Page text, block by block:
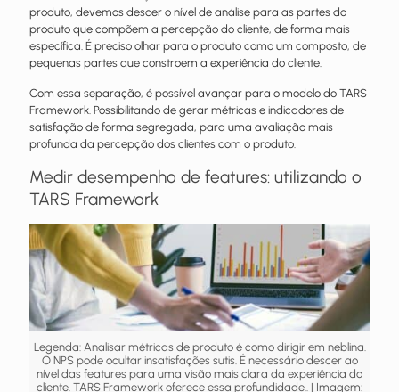
produto, devemos descer o nível de análise para as partes do
produto que compõem a percepção do cliente, de forma mais
específica. É preciso olhar para o produto como um composto, de
pequenas partes que constroem a experiência do cliente.
Com essa separação, é possível avançar para o modelo do TARS
Framework. Possibilitando de gerar métricas e indicadores de
satisfação de forma segregada, para uma avaliação mais
profunda da percepção dos clientes com o produto.
Medir desempenho de features: utilizando o
TARS Framework
Legenda: Analisar métricas de produto é como dirigir em neblina.
O NPS pode ocultar insatisfações sutis. É necessário descer ao
nível das features para uma visão mais clara da experiência do
cliente. TARS Framework oferece essa profundidade.. | Imagem: